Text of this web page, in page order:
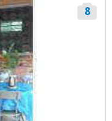
8